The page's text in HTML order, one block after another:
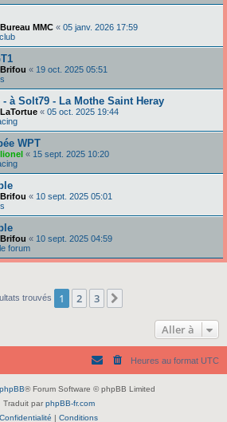
Bureau MMC « 05 janv. 2026 17:59
Brifou « 19 oct. 2025 05:51
à Solt79 - La Mothe Saint Heray
LaTortue « 05 oct. 2025 19:44
WPT
lionel « 15 sept. 2025 10:20
Brifou « 10 sept. 2025 05:01
Brifou « 10 sept. 2025 04:59
forum
trouvés 1 2 3
Aller à
Heures au format UTC
phpBB® Forum Software © phpBB Limited
Traduit par phpBB-fr.com
Confidentialité | Conditions